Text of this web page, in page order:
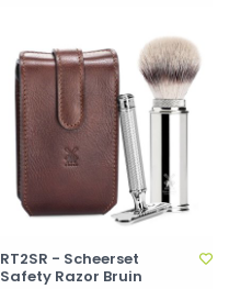
RT2SR - Scheerset
Safety Razor Bruin